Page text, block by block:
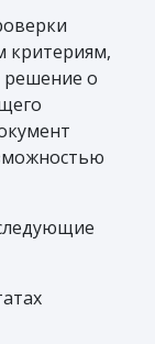
критериям,
о